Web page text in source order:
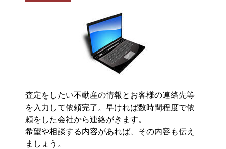
査定をしたい不動産の情報とお客様の連絡先等
を入力して依頼完了。早ければ数時間程度で依
頼をした会社から連絡がきます。
希望や相談する内容があれば、その内容も伝え
ましょう。